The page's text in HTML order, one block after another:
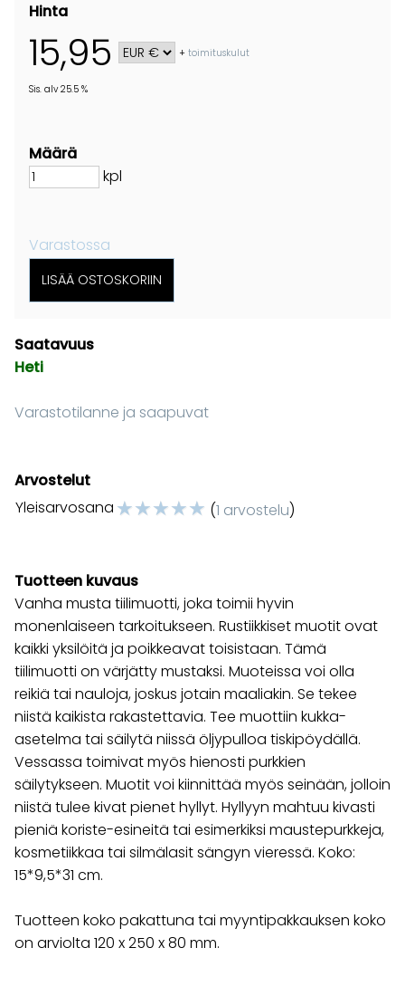
Hinta
15,95 +toimituskulut
Sis. alv 25.5 %
Määrä
kpl
Varastossa
Saatavuus
Heti
Varastotilanne ja saapuvat
Arvostelut
Yleisarvosana ☆☆☆☆☆ (1 arvostelu)
Tuotteen kuvaus
Vanha musta tiilimuotti, joka toimii hyvin
monenlaiseen tarkoitukseen. Rustiikkiset muotit ovat
kaikki yksilöitä ja poikkeavat toisistaan. Tämä
tiilimuotti on värjätty mustaksi. Muoteissa voi olla
reikiä tai nauloja, joskus jotain maaliakin. Se tekee
niistä kaikista rakastettavia. Tee muottiin kukka-
asetelma tai säilytä niissä öljypulloa tiskipöydällä.
Vessassa toimivat myös hienosti purkkien
säilytykseen. Muotit voi kiinnittää myös seinään, jolloin
niistä tulee kivat pienet hyllyt. Hyllyyn mahtuu kivasti
pieniä koriste-esineitä tai esimerkiksi maustepurkkeja,
kosmetiikkaa tai silmälasit sängyn vieressä. Koko:
15*9,5*31 cm.
Tuotteen koko pakattuna tai myyntipakkauksen koko
on arviolta 120 x 250 x 80 mm.